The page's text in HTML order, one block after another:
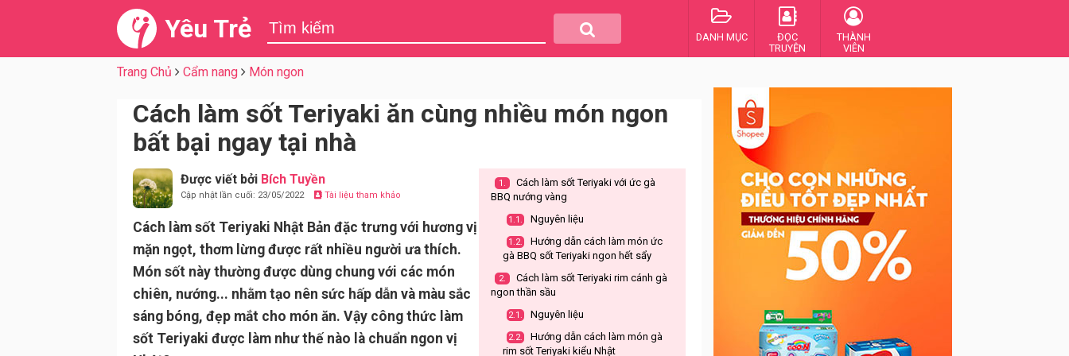
Yêu Trẻ DANH MỤC
ĐỌC
TRUYỆN
THÀNH
VIÊN
Trang Chủ Cẩm nang Món ngon
Cách làm sốt Teriyaki ăn cùng nhiều món ngon
bất bại ngay tại nhà
Được viết bởi Bích Tuyền
Cập nhật lần cuối: 23/05/2022 Tài liệu tham khảo
Cách làm sốt Teriyaki Nhật Bản đặc trưng với hương vị
mặn ngọt, thơm lừng được rất nhiều người ưa thích.
Món sốt này thường được dùng chung với các món
chiên, nướng... nhằm tạo nên sức hấp dẫn và màu sắc
sáng bóng, đẹp mắt cho món ăn. Vậy công thức làm
sốt Teriyaki được làm như thế nào là chuẩn ngon vị
1.
Cách làm sốt Teriyaki với ức gà
BBQ nướng vàng
1.1. Nguyên liệu
1.2.
Hướng dẫn cách làm món ức
gà BBQ sốt Teriyaki ngon hết sẩy
2.
Cách làm sốt Teriyaki rim cánh gà
ngon thần sầu
2.1. Nguyên liệu
2.2.
Hướng dẫn cách làm món gà
rim sốt Teriyaki kiểu Nhật